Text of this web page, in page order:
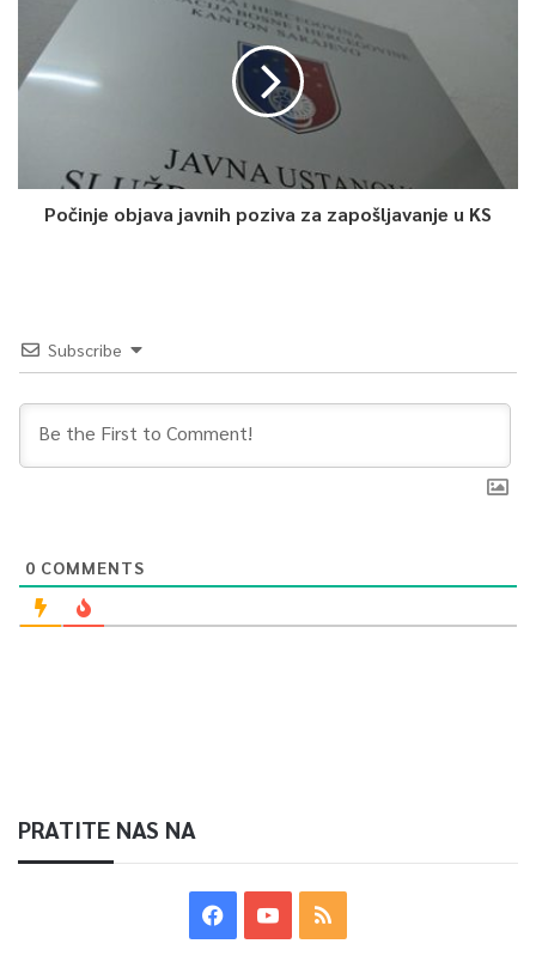
Počinje objava javnih poziva za zapošljavanje u KS
Subscribe
0 COMMENTS
PRATITE NAS NA